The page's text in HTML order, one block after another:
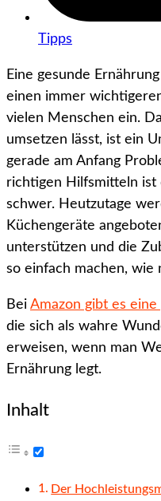
Tipps
Eine gesunde
einen immer
vielen Menschen ein.
umsetzen lässt, ist ein
gerade am Anfang
richtigen Hilfsmitteln ist
schwer. Heutzutage
Küchengeräte
unterstützen und die
so einfach machen, wie
Bei Amazon gibt es
die sich als wahre
erweisen, wenn man
Ernährung legt.
Inhalt
Der